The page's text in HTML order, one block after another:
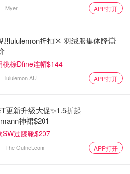
Myer APP打开
‼️lululemon折扣区 羽绒服集体降💥
桃棕Dfine连帽$144
lululemon AU APP打开
更新升级大促✨1.5折起
神裙$201
SW过膝靴$207
The Outnet.com APP打开